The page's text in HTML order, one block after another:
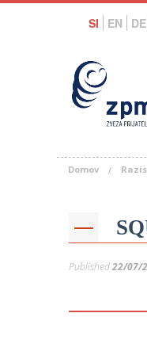
SI EN DE
Domov
Published22/07/